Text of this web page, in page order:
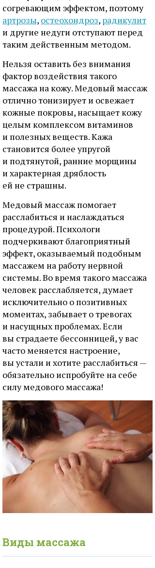
согревающим эффектом, поэтому
артрозы, остеохондроз, радикулит
и другие недуги отступают перед
таким действенным методом.
Нельзя оставить без внимания
фактор воздействия такого
массажа на кожу. Медовый массаж
отлично тонизирует и освежает
кожные покровы, насыщает кожу
целым комплексом витаминов
и полезных веществ. Кажа
становится более упругой
и подтянутой, ранние морщины
и характерная дряблость
ей не страшны.
Медовый массаж помогает
расслабиться и наслаждаться
процедурой. Психологи
подчеркивают благоприятный
эффект, оказываемый подобным
массажем на работу нервной
системы. Во время такого массажа
человек расслабляется, думает
исключительно о позитивных
моментах, забывает о тревогах
и насущных проблемах. Если
вы страдаете бессонницей, у вас
часто меняется настроение,
вы устали и хотите расслабиться —
обязательно испробуйте на себе
силу медового массажа!
Виды массажа